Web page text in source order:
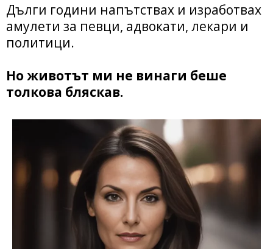
Дълги години напътствах и изработвах
амулети за певци, адвокати, лекари и
политици.
Но животът ми не винаги беше
толкова бляскав.